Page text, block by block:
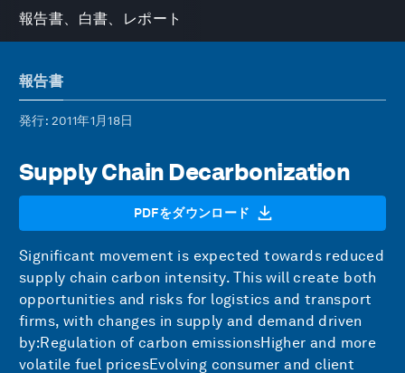
報告書、白書、レポート
報告書
発行: 2011年1月18日
Supply Chain Decarbonization
PDFをダウンロード
Significant movement is expected towards reduced
supply chain carbon intensity. This will create both
opportunities and risks for logistics and transport
firms, with changes in supply and demand driven
by:Regulation of carbon emissionsHigher and more
volatile fuel pricesEvolving consumer and client